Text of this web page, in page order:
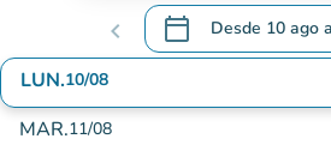
chevron_left calendar_today Desde 10 ago
.Abra el calendario
LUN.10/08
MAR.11/08